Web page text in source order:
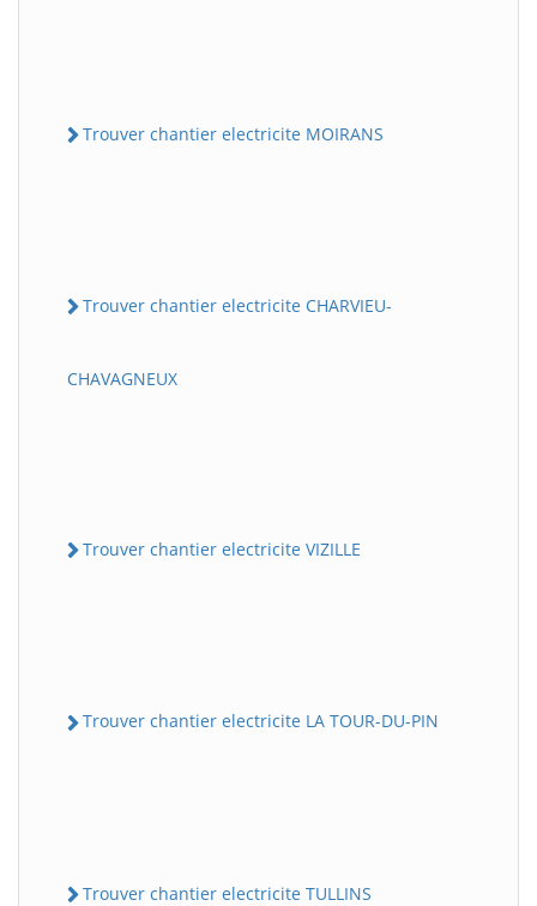
Trouver chantier electricite MOIRANS
Trouver chantier electricite CHARVIEU-
CHAVAGNEUX
Trouver chantier electricite VIZILLE
Trouver chantier electricite LA TOUR-DU-PIN
Trouver chantier electricite TULLINS